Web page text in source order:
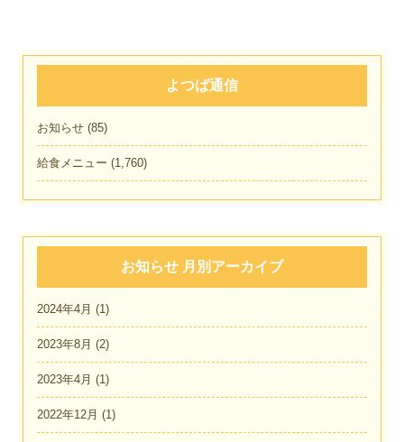
よつば通信
お知らせ (85)
給食メニュー (1,760)
お知らせ 月別アーカイブ
2024年4月 (1)
2023年8月 (2)
2023年4月 (1)
2022年12月 (1)